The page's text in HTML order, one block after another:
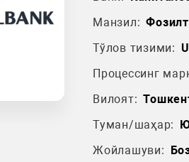
Манзил:
Тўлов тизими:
Процессинг
Вилоят:
Туман/шаҳар:
Жойлашуви: